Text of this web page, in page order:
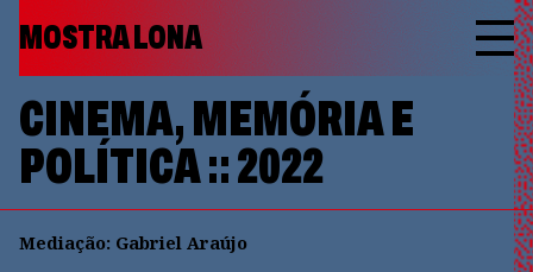
MOSTRA LONA
CINEMA, MEMÓRIA E
POLÍTICA :: 2022
Mediação: Gabriel Araújo